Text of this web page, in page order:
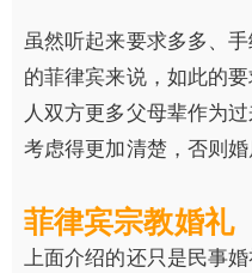
虽然听起来要求多多、
的菲律宾来说，如此的
人双方更多父母辈作为
考虑得更加清楚，否则婚
菲律宾宗教婚礼
上面介绍的还只是民事